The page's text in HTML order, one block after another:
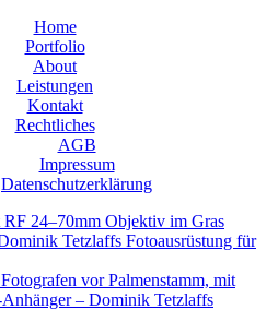
Home
Portfolio
About
Leistungen
Kontakt
Rechtliches
AGB
Impressum
Datenschutzerklärung